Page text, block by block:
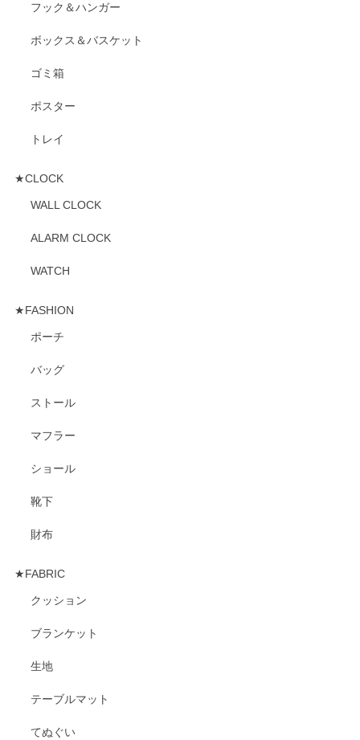
フック＆ハンガー
ボックス＆バスケット
ゴミ箱
ポスター
トレイ
★CLOCK
WALL CLOCK
ALARM CLOCK
WATCH
★FASHION
ポーチ
バッグ
ストール
マフラー
ショール
靴下
財布
★FABRIC
クッション
ブランケット
生地
テーブルマット
てぬぐい